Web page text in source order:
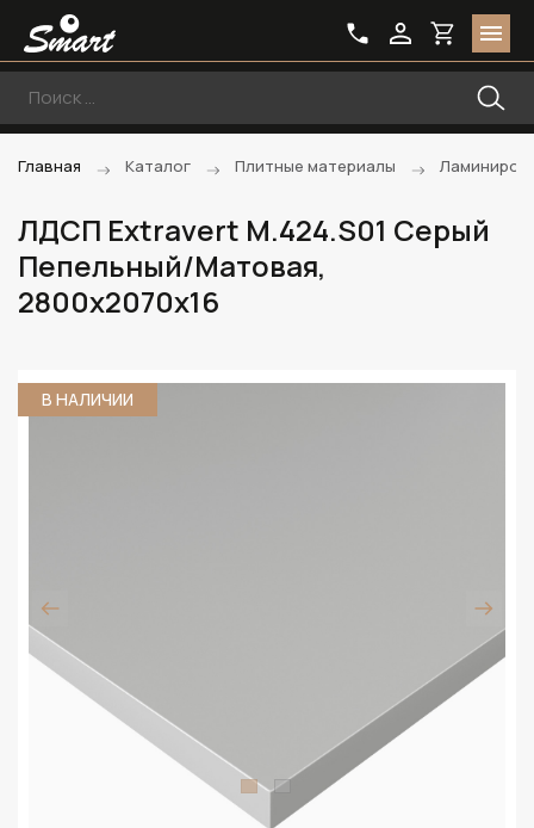
Главная Каталог Плитные материалы
ЛДСП Extravert M.424.S01 Серый
Пепельный/Матовая,
2800х2070х16
В НАЛИЧИИ